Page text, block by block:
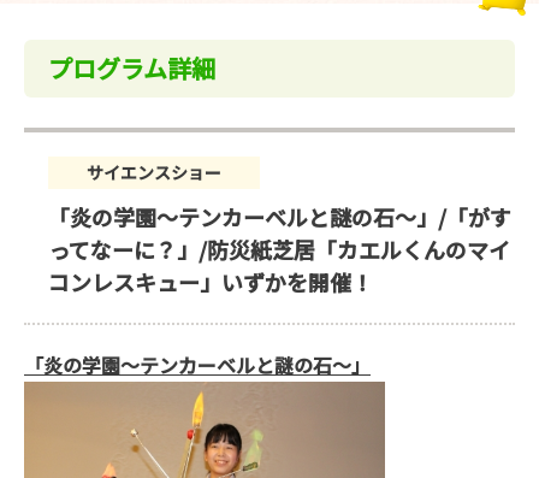
プログラム詳細
サイエンスショー
「炎の学園〜テンカーベルと謎の石〜」/「がす
ってなーに？」/防災紙芝居「カエルくんのマイ
コンレスキュー」いずかを開催！
「炎の学園〜テンカーベルと謎の石〜」